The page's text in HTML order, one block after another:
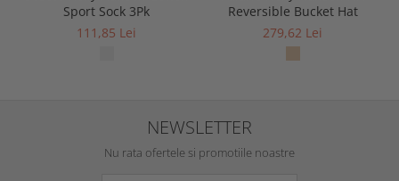
Sport Sock 3Pk
111,85 Lei
Reversible Bucket Hat
279,62 Lei
NEWSLETTER
Nu rata ofertele si promotiile noastre